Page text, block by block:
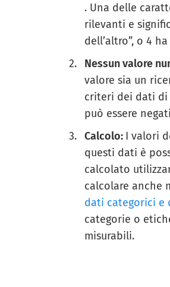
. Una delle
rilevanti e
dell’altro”, o 4
Nessun valore
valore sia un
criteri dei dati di
può essere
Calcolo: I valori
questi dati è
calcolato
calcolare anche
dati categorici e
categorie o
misurabili.